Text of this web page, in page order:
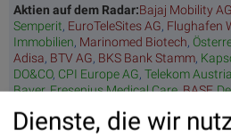
Aktien auf dem Radar:Bajaj Mobility AG
Semperit, EuroTeleSites AG, Flughafen
Immobilien, Marinomed Biotech,
Adisa, BTV AG, BKS Bank Stamm,
DO&CO, CPI Europe AG, Telekom Austria
Bayer,Fresenius Medical Care,BASF,
Dienste, die wir